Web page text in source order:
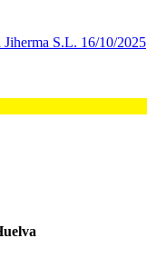
S.L. 16/10/2025